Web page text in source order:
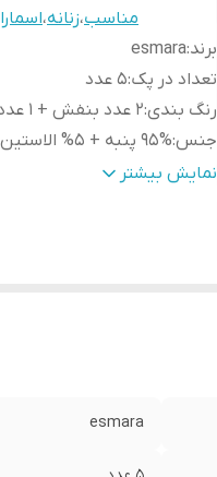
مناسب،زنانه،اسمارا
برند:
esmara
تعداد در پک:5 عدد
رنگ بندی:2 عدد بنفش + 1 عدد یاسی + 2 عدد سفید
جنس:95% پنبه + 5% الاستین
جنیست:زنانه
نمایش بیشتر
esmara